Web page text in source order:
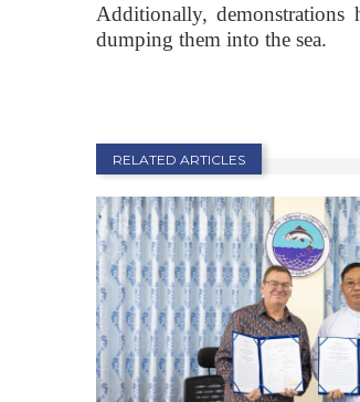
Additionally, demonstrations
dumping them into the sea.
RELATED ARTICLES